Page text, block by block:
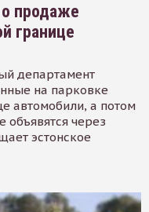
продаже
границе
департамент
на парковке
автомобили, а потом
через
эстонское